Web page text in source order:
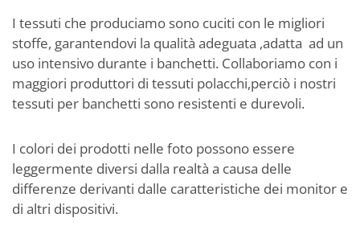
I tessuti che produciamo sono cuciti con le migliori
stoffe, garantendovi la qualità adeguata ,adatta ad un
uso intensivo durante i banchetti. Collaboriamo con i
maggiori produttori di tessuti polacchi,perciò i nostri
tessuti per banchetti sono resistenti e durevoli.
I colori dei prodotti nelle foto possono essere
leggermente diversi dalla realtà a causa delle
differenze derivanti dalle caratteristiche dei monitor e
di altri dispositivi.